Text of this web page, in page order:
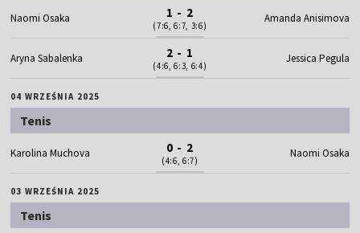
Naomi Osaka 1 - 2
(7:6, 6:7, 3:6)
Amanda Anisimova
Aryna Sabalenka 2 - 1
(4:6, 6:3, 6:4)
Jessica Pegula
04 WRZEŚNIA 2025
Tenis
Karolina Muchova 0 - 2
(4:6, 6:7)
Naomi Osaka
03 WRZEŚNIA 2025
Tenis